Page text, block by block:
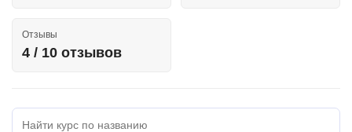
Отзывы
4 / 10 отзывов
Детям